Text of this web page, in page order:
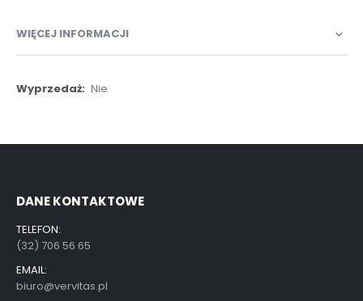
WIĘCEJ INFORMACJI
Więcej
Nie
DANE KONTAKTOWE
TELEFON:
(32) 706 56 65
EMAIL:
biuro@vervitas.pl